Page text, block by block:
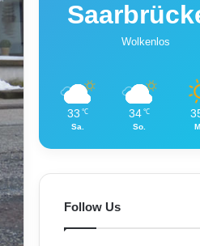
Wolkenlos
33 ℃
Sa.
34 ℃
So.
Follow Us